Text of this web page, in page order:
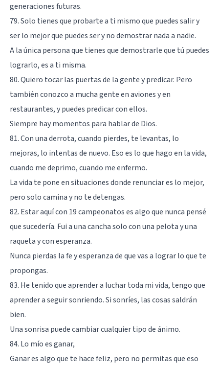
generaciones futuras.
79. Solo tienes que probarte a ti mismo que puedes salir y
ser lo mejor que puedes ser y no demostrar nada a nadie.
A la única persona que tienes que demostrarle que tú puedes
lograrlo, es a ti misma.
80. Quiero tocar las puertas de la gente y predicar. Pero
también conozco a mucha gente en aviones y en
restaurantes, y puedes predicar con ellos.
Siempre hay momentos para hablar de Dios.
81. Con una derrota, cuando pierdes, te levantas, lo
mejoras, lo intentas de nuevo. Eso es lo que hago en la vida,
cuando me deprimo, cuando me enfermo.
La vida te pone en situaciones donde renunciar es lo mejor,
pero solo camina y no te detengas.
82. Estar aquí con 19 campeonatos es algo que nunca pensé
que sucedería. Fui a una cancha solo con una pelota y una
raqueta y con esperanza.
Nunca pierdas la fe y esperanza de que vas a lograr lo que te
propongas.
83. He tenido que aprender a luchar toda mi vida, tengo que
aprender a seguir sonriendo. Si sonríes, las cosas saldrán
bien.
Una sonrisa puede cambiar cualquier tipo de ánimo.
84. Lo mío es ganar,
Ganar es algo que te hace feliz, pero no permitas que eso